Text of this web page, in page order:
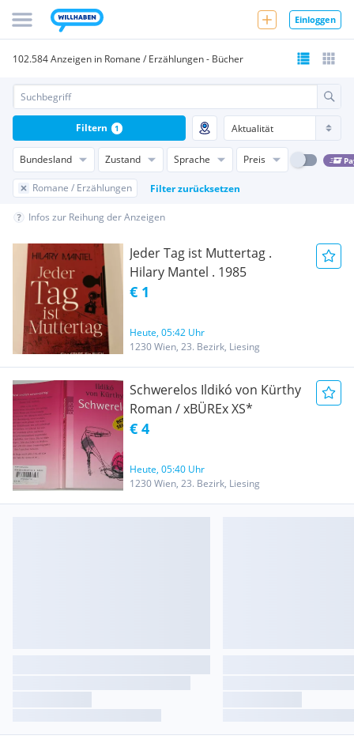
Einloggen
102.584 Anzeigen in Romane / Erzählungen - Bücher
Bundesland Zustand Sprache Preis
Romane / Erzählungen Filter zurücksetzen
Filtern 1
Infos zur Reihung der Anzeigen
Jeder Tag ist Muttertag .
Hilary Mantel . 1985
€ 1
Heute, 05:42 Uhr
1230 Wien, 23. Bezirk, Liesing
Schwerelos Ildikó von Kürthy
Roman / xBÜREx XS*
€ 4
Heute, 05:40 Uhr
1230 Wien, 23. Bezirk, Liesing